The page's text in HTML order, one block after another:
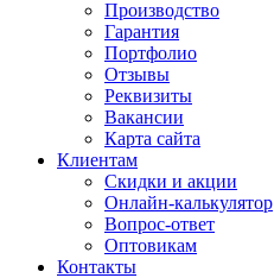
Производство
Гарантия
Портфолио
Отзывы
Реквизиты
Вакансии
Карта сайта
Клиентам
Скидки и акции
Онлайн-калькулятор
Вопрос-ответ
Оптовикам
Контакты